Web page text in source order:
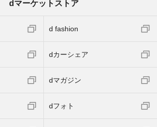
dマーケットストア
d fashion
dカーシェア
dマガジン
dフォト